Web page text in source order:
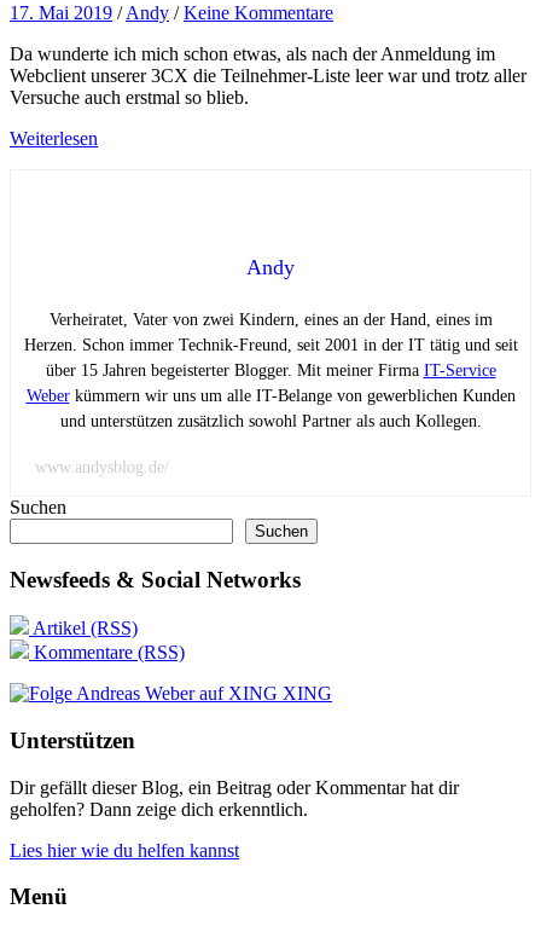
17. Mai 2019 /Andy /Keine Kommentare
Da wunderte ich mich schon etwas, als nach der Anmeldung im
Webclient unserer 3CX die Teilnehmer-Liste leer war und trotz aller
Versuche auch erstmal so blieb.
Weiterlesen
Andy
Verheiratet, Vater von zwei Kindern, eines an der Hand, eines im
Herzen. Schon immer Technik-Freund, seit 2001 in der IT tätig und seit
über 15 Jahren begeisterter Blogger. Mit meiner Firma IT-Service
Weberkümmern wir uns um alle IT-Belange von gewerblichen Kunden
und unterstützen zusätzlich sowohl Partner als auch Kollegen.
www.andysblog.de/
Suchen
Suchen
Newsfeeds & Social Networks
Artikel (RSS)
Kommentare (RSS)
XING
Unterstützen
Dir gefällt dieser Blog, ein Beitrag oder Kommentar hat dir
geholfen? Dann zeige dich erkenntlich.
Lies hier wie du helfen kannst
Menü